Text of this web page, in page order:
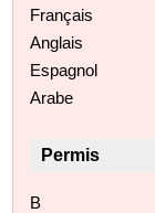
Français
Anglais
Espagnol
Arabe
Permis
B